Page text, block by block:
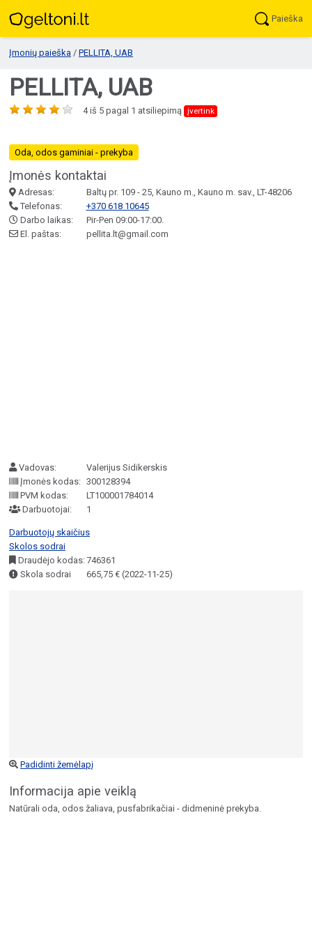
Paieška
Įmonių paieška / PELLITA, UAB
PELLITA, UAB
4iš 5 pagal 1 atsiliepimą įvertink
Oda, odos gaminiai - prekyba
Įmonės kontaktai
Adresas:
Baltų pr. 109 - 25, Kauno m., Kauno m. sav., LT-48206
Telefonas:
+370 618 10645
Darbo laikas:
Pir-Pen 09:00-17:00.
El. paštas:
pellita.lt@gmail.com
Vadovas:
Valerijus Sidikerskis
Įmonės kodas: 300128394
PVM kodas:
LT100001784014
Darbuotojai:
1
Darbuotojų skaičius
Skolos sodrai
Draudėjo kodas:746361
Skola sodrai
665,75 € (2022-11-25)
Padidinti žemėlapį
Informacija apie veiklą
Natūrali oda, odos žaliava, pusfabrikačiai - didmeninė prekyba.